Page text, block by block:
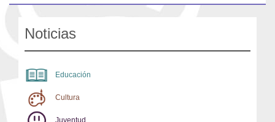
Noticias
Educación
Cultura
Juventud